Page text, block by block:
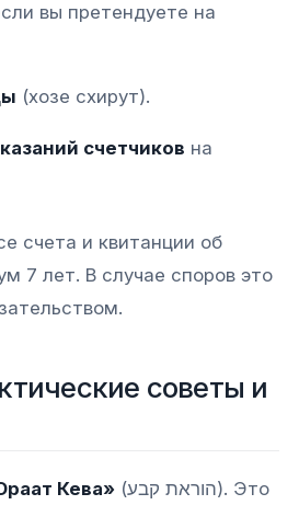
вы претендуете на
(хозе схирут).
счетчиков на
счета и квитанции об
7 лет. В случае споров это
советы и
Кева» (הוראת קבע). Это